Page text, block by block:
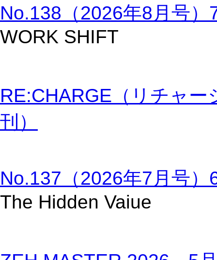
No.138（2026年8月号）
WORK SHIFT
RE:CHARGE（リチャ
刊）
No.137（2026年7月号）
The Hidden Vaiue